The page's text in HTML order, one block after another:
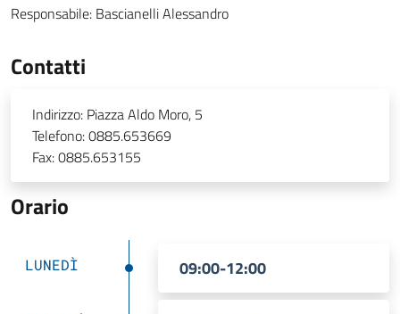
Responsabile: Bascianelli Alessandro
Contatti
Indirizzo: Piazza Aldo Moro, 5
Telefono:0885.653669
Fax:0885.653155
Orario
LUNEDÌ 09:00-12:00